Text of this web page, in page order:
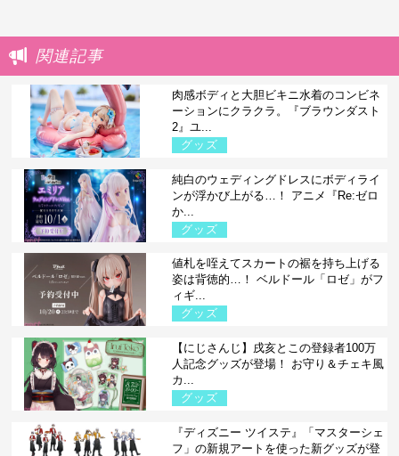
関連記事
肉感ボディと大胆ビキニ水着のコンビネ
ーションにクラクラ。『ブラウンダスト
2』ユ...
グッズ
純白のウェディングドレスにボディライ
ンが浮かび上がる…！ アニメ『Re:ゼロ
か...
グッズ
値札を咥えてスカートの裾を持ち上げる
姿は背徳的…！ ベルドール「ロゼ」がフ
ィギ...
グッズ
【にじさんじ】戌亥とこの登録者100万
人記念グッズが登場！ お守り＆チェキ風
カ...
グッズ
『ディズニー ツイステ』「マスターシェ
フ」の新規アートを使った新グッズが登